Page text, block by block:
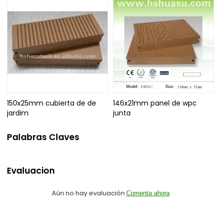
150x25mm cubierta de de
jardim
146x21mm panel de wpc
junta
Palabras Claves
Evaluacion
Aún no hay evaluación Comenta ahora